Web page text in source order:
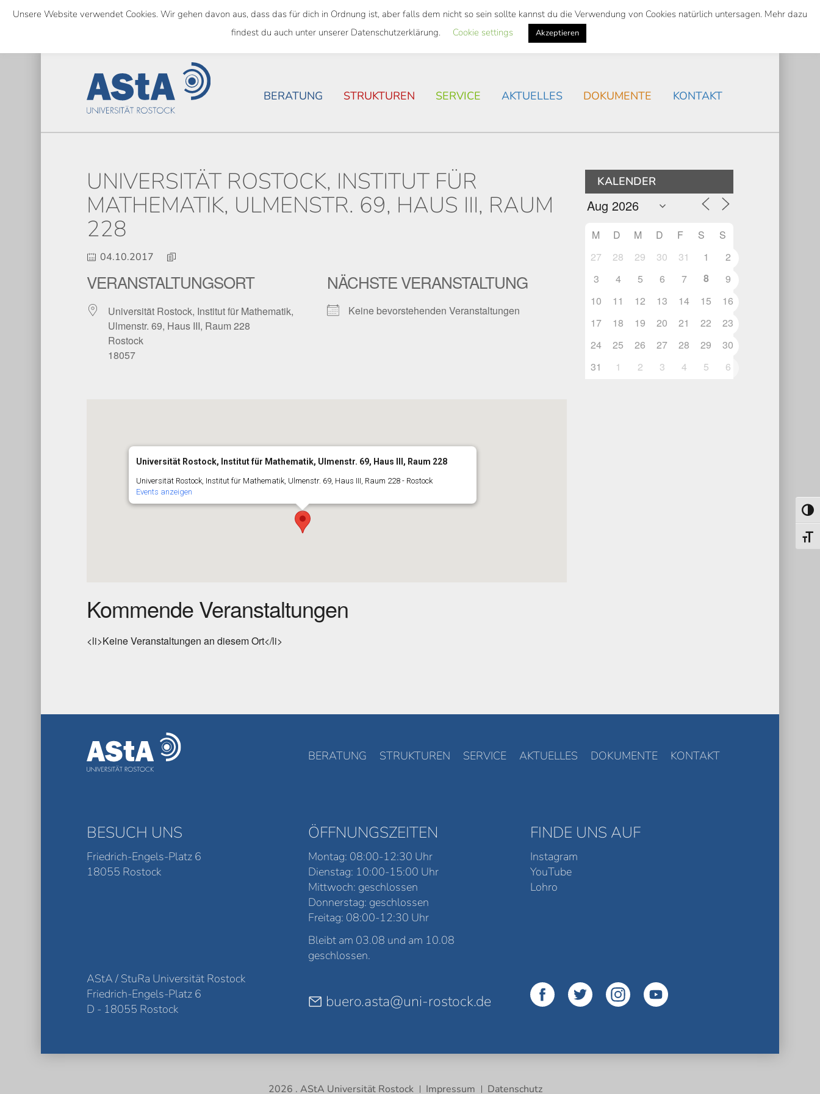
Skip
content
Suche
Search
SEMESTERTICKET ALS BUNDESWEITES TICKET AKTUELLES
BERATUNG STRUKTUREN SERVICE AKTUELLES DOKUMENTE KONTAKT
UNIVERSITÄT ROSTOCK, INSTITUT FÜR
MATHEMATIK, ULMENSTR. 69, HAUS III, RAUM
228
04.10.2017
VERANSTALTUNGSORT
Universität Rostock, Institut für Mathematik,
Ulmenstr. 69, Haus III, Raum 228
Rostock
18057
NÄCHSTE VERANSTALTUNG
Keine bevorstehenden Veranstaltungen
Universität Rostock, Institut für Mathematik, Ulmenstr. 69, Haus III, Raum 228
Universität Rostock, Institut für Mathematik, Ulmenstr. 69, Haus III, Raum 228 - Rostock
Events anzeigen
Kommende Veranstaltungen
<li>Keine Veranstaltungen an diesem Ort</li>
KALENDER
M D M D F S
S
27
28 29 30 31 1
2
3
4 5 6 7 8
9
10
11 12 13 14 15
16
17
18 19 20 21 22
23
24
25 26 27 28 29
30
31
1 2 3 4 5 6
BERATUNG STRUKTUREN SERVICE AKTUELLES DOKUMENTE KONTAKT
BESUCH UNS
Friedrich-Engels-Platz 6
18055 Rostock
ÖFFNUNGSZEITEN
Montag: 08:00-12:30 Uhr
Dienstag: 10:00-15:00 Uhr
Mittwoch: geschlossen
Donnerstag: geschlossen
Freitag: 08:00-12:30 Uhr
Bleibt am 03.08 und am 10.08
geschlossen.
FINDE UNS AUF
Instagram
YouTube
Lohro
AStA / StuRa Universität Rostock
Friedrich-Engels-Platz 6
D - 18055 Rostock
buero.asta@uni-rostock.de
2026 . AStA Universität Rostock Impressum Datenschutz
Unsere Website verwendet Cookies. Wir gehen davon aus, dass das für dich in Ordnung ist, aber falls dem nicht so sein sollte kannst du die Verwendung von Cookies natürlich untersagen. Mehr dazu
findest du auch unter unserer Datenschutzerklärung.
Cookie settings Akzeptieren